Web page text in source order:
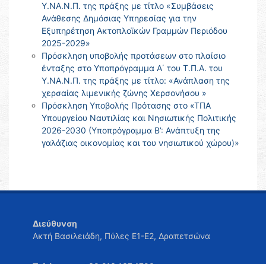
Υ.ΝΑ.Ν.Π. της πράξης με τίτλο «Συμβάσεις
Ανάθεσης Δημόσιας Υπηρεσίας για την
Εξυπηρέτηση Ακτοπλοϊκών Γραμμών Περιόδου
2025-2029»
Πρόσκληση υποβολής προτάσεων στο πλαίσιο
ένταξης στο Υποπρόγραμμα Α΄ του Τ.Π.Α. του
Υ.ΝΑ.Ν.Π. της πράξης με τίτλο: «Ανάπλαση της
χερσαίας λιμενικής ζώνης Χερσονήσου »
Πρόσκληση Υποβολής Πρότασης στο «ΤΠΑ
Υπουργείου Ναυτιλίας και Νησιωτικής Πολιτικής
2026-2030 (Υποπρόγραμμα Β’: Ανάπτυξη της
γαλάζιας οικονομίας και του νησιωτικού χώρου)»
Διεύθυνση
Ακτή Βασιλειάδη, Πύλες Ε1-Ε2, Δραπετσώνα